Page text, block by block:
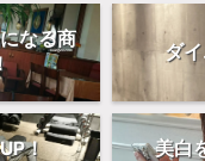
なる商
ダ
！ 美白